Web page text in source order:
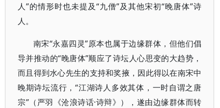
人”的情形时也未提及“九僧”及其他宋初“晚唐体”诗
人。
南宋“永嘉四灵”原本也属于边缘群体，但他们倡
导并推动的“晚唐体”顺应了诗坛人心思变的大趋势，
而且得到水心先生的支持和奖掖，因此得以在南宋中
晚期诗坛流行，“江湖诗人多效其体，一时自谓之唐
宗”（严羽《沧浪诗话·诗辩》），遂由边缘群体而转